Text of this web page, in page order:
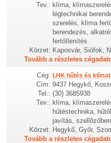
Tev.: klíma,
légtechnikai
szerelés, klíma
berendezés,
fertőtlenítés
Körzet: Kaposvár, Siófok,
Tovább a részletes
Cég: LHK hűtés és
Cím: 9437 Hegykő,
Tel.: (30) 3685938
Tev.: klíma,
hűtéstechnika,
javítás,
Körzet: Hegykő, Győr,
Tovább a részletes